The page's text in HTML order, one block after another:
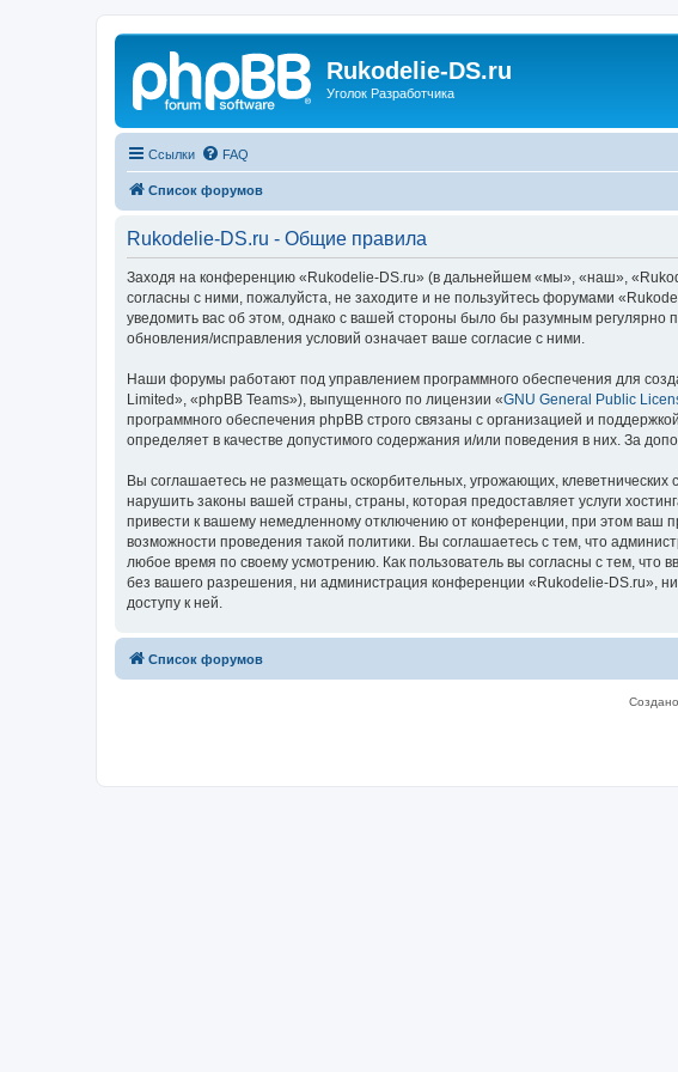
Rukodelie-DS.ru
Уголок Разработчика
Ссылки FAQ
Список форумов
Rukodelie-DS.ru - Общие правила
Заходя на конференцию «Rukodelie-DS.ru» (в дальнейшем «мы», «наш»,
согласны с ними, пожалуйста, не заходите и не пользуйтесь форумами
уведомить вас об этом, однако с вашей стороны было бы разумным регулярно
обновления/исправления условий означает ваше согласие с ними.
Наши форумы работают под управлением программного обеспечения для
Limited», «phpBB Teams»), выпущенного по лицензии «GNU General Public
программного обеспечения phpBB строго связаны с организацией и
определяет в качестве допустимого содержания и/или поведения в них. За
Вы соглашаетесь не размещать оскорбительных, угрожающих,
нарушить законы вашей страны, страны, которая предоставляет услуги
привести к вашему немедленному отключению от конференции, при этом ваш
возможности проведения такой политики. Вы соглашаетесь с тем, что
любое время по своему усмотрению. Как пользователь вы согласны с тем,
без вашего разрешения, ни администрация конференции «Rukodelie-DS.ru»,
доступу к ней.
Список форумов